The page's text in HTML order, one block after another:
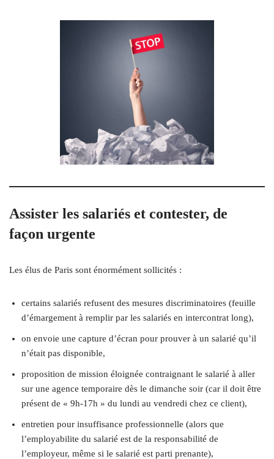
Assister les salariés et contester, de
façon urgente
Les élus de Paris sont énormément sollicités :
certains salariés refusent des mesures discriminatoires (feuille
d’émargement à remplir par les salariés en intercontrat long),
on envoie une capture d’écran pour prouver à un salarié qu’il
n’était pas disponible,
proposition de mission éloignée contraignant le salarié à aller
sur une agence temporaire dès le dimanche soir (car il doit être
présent de « 9h-17h » du lundi au vendredi chez ce client),
entretien pour insuffisance professionnelle (alors que
l’employabilite du salarié est de la responsabilité de
l’employeur, même si le salarié est parti prenante),